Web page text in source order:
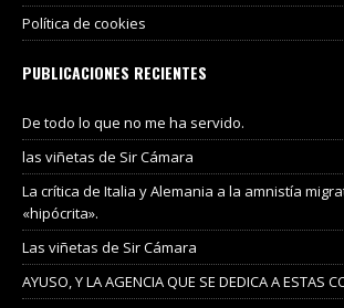
Política de cookies
PUBLICACIONES RECIENTES
De todo lo que no me ha servido.
las viñetas de Sir Cámara
La crítica de Italia y Alemania a la amnistía
«hipócrita».
Las viñetas de Sir Cámara
AYUSO, Y LA AGENCIA QUE SE DEDICA A ESTAS